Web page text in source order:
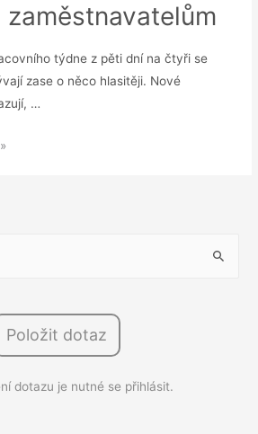
týdne z pěti dní na čtyři se
zase o něco hlasitěji. Nové
…
Položit dotaz
dotazu je nutné se přihlásit.